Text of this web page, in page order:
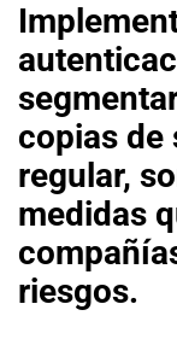
copias de
regular,
medidas
riesgos.